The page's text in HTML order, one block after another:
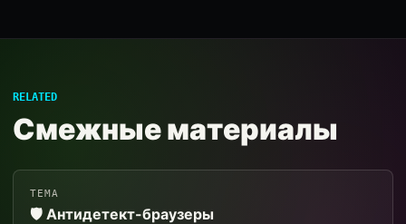
RELATED
Смежные материалы
ТЕМА
🛡 Антидетект-браузеры